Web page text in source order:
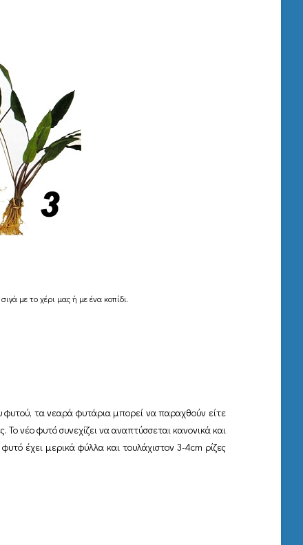
με το χέρι μας ή με ένα κοπίδι.
τα νεαρά φυτάρια μπορεί να παραχθούν είτε
νέο φυτό συνεχίζει να αναπτύσσεται κανονικά και
έχει μερικά φύλλα και τουλάχιστον 3-4cm ρίζες